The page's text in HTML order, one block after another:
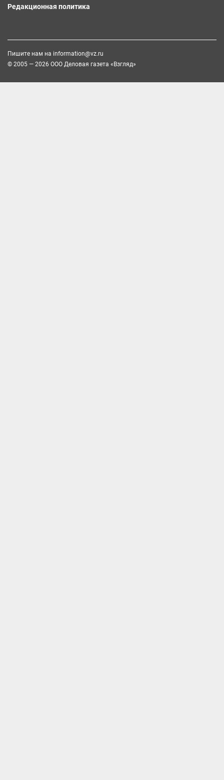
Редакционная политика
Пишите нам на information@vz.ru
© 2005 — 2026 ООО Деловая газета «Взгляд»